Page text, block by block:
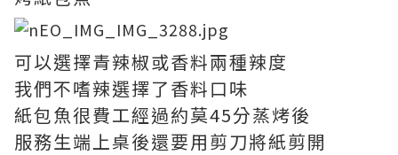
可以選擇青辣椒或香料兩種辣度
我們不嗜辣選擇了香料口味
紙包魚很費工經過約莫45分蒸烤後
服務生端上桌後還要用剪刀將紙剪開